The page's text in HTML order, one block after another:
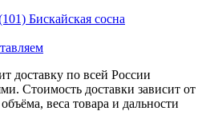
Бискайская сосна
доставку по всей России
Стоимость доставки зависит от
веса товара и дальности